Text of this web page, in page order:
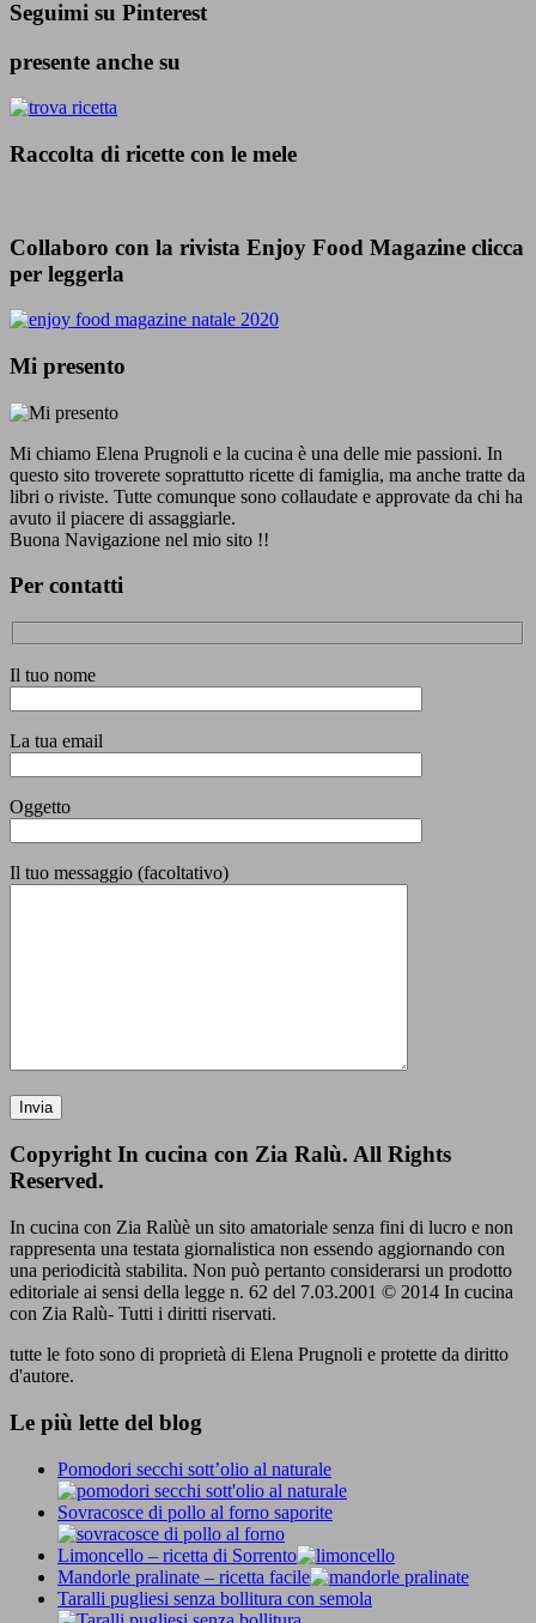
Seguimi su Pinterest
presente anche su
Raccolta di ricette con le mele
Collaboro con la rivista Enjoy Food Magazine clicca
per leggerla
Mi presento
Mi chiamo Elena Prugnoli e la cucina è una delle mie passioni. In
questo sito troverete soprattutto ricette di famiglia, ma anche tratte da
libri o riviste. Tutte comunque sono collaudate e approvate da chi ha
avuto il piacere di assaggiarle.
Buona Navigazione nel mio sito !!
Per contatti
Il tuo nome
La tua email
Oggetto
Il tuo messaggio (facoltativo)
Copyright In cucina con Zia Ralù. All Rights
Reserved.
In cucina con Zia Ralùè un sito amatoriale senza fini di lucro e non
rappresenta una testata giornalistica non essendo aggiornando con
una periodicità stabilita. Non può pertanto considerarsi un prodotto
editoriale ai sensi della legge n. 62 del 7.03.2001 © 2014 In cucina
con Zia Ralù- Tutti i diritti riservati.
tutte le foto sono di proprietà di Elena Prugnoli e protette da diritto
d'autore.
Le più lette del blog
Pomodori secchi sott’olio al naturale
Sovracosce di pollo al forno saporite
Limoncello – ricetta di Sorrento
Mandorle pralinate – ricetta facile
Taralli pugliesi senza bollitura con semola